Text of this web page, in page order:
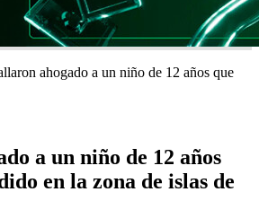
ahogado a un niño de 12 años que
a un niño de 12 años
en la zona de islas de